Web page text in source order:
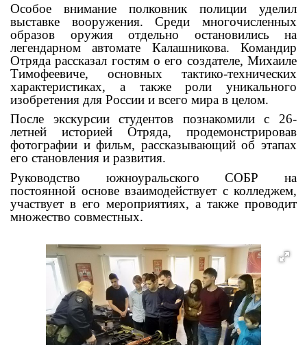
Особое внимание полковник полиции уделил
выставке вооружения. Среди многочисленных
образов оружия отдельно остановились на
легендарном автомате Калашникова. Командир
Отряда рассказал гостям о его создателе, Михаиле
Тимофеевиче, основных тактико-технических
характеристиках, а также роли уникального
изобретения для России и всего мира в целом.
После экскурсии студентов познакомили с 26-
летней историей Отряда, продемонстрировав
фотографии и фильм, рассказывающий об этапах
его становления и развития.
Руководство южноуральского СОБР на
постоянной основе взаимодействует с колледжем,
участвует в его мероприятиях, а также проводит
множество совместных.